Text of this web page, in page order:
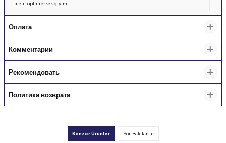
laleli toptan erkek giyim
Оплата
Комментарии
Рекомендовать
Политика возврата
Benzer Ürünler Son Bakılanlar